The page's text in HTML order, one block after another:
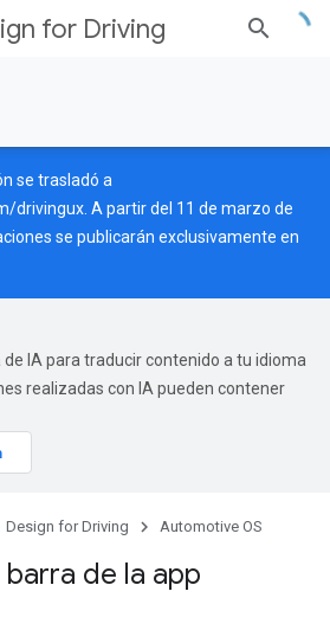
for Driving
se trasladó a
drivingux . A partir del 11 de marzo de
se publicarán exclusivamente en
IA para traducir contenido a tu idioma
realizadas con IA pueden contener
Design for Driving Automotive OS
de la app